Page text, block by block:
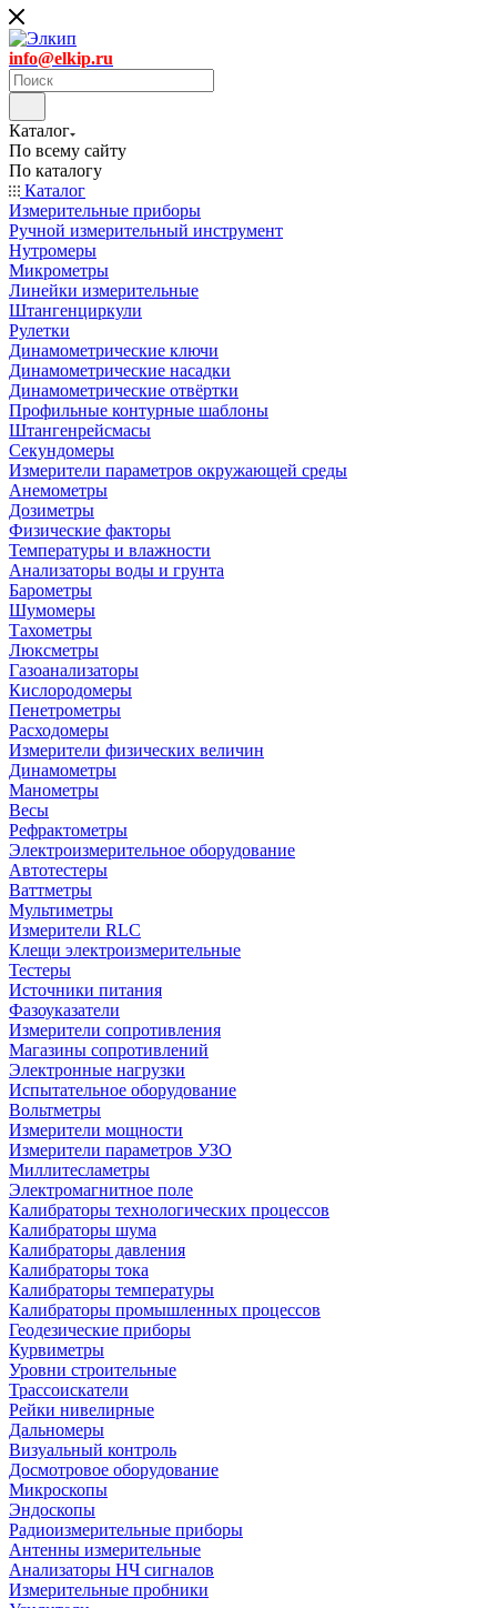
info@elkip.ru
Каталог
По всему сайту
По каталогу
Каталог
Измерительные приборы
Ручной измерительный инструмент
Нутромеры
Микрометры
Линейки измерительные
Штангенциркули
Рулетки
Динамометрические ключи
Динамометрические насадки
Динамометрические отвёртки
Профильные контурные шаблоны
Штангенрейсмасы
Секундомеры
Измерители параметров окружающей среды
Анемометры
Дозиметры
Физические факторы
Температуры и влажности
Анализаторы воды и грунта
Барометры
Шумомеры
Тахометры
Люксметры
Газоанализаторы
Кислородомеры
Пенетрометры
Расходомеры
Измерители физических величин
Динамометры
Манометры
Весы
Рефрактометры
Электроизмерительное оборудование
Автотестеры
Ваттметры
Мультиметры
Измерители RLC
Клещи электроизмерительные
Тестеры
Источники питания
Фазоуказатели
Измерители сопротивления
Магазины сопротивлений
Электронные нагрузки
Испытательное оборудование
Вольтметры
Измерители мощности
Измерители параметров УЗО
Миллитесламетры
Электромагнитное поле
Калибраторы технологических процессов
Калибраторы шума
Калибраторы давления
Калибраторы тока
Калибраторы температуры
Калибраторы промышленных процессов
Геодезические приборы
Курвиметры
Уровни строительные
Трассоискатели
Рейки нивелирные
Дальномеры
Визуальный контроль
Досмотровое оборудование
Микроскопы
Эндоскопы
Радиоизмерительные приборы
Антенны измерительные
Анализаторы НЧ сигналов
Измерительные пробники